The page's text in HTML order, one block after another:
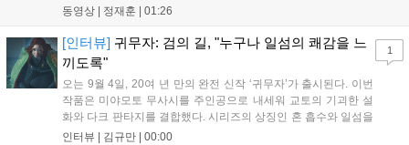
Xbox Series X|S에서 4K 60FPS를 지원한다. 또한 편의성 개선과 함께
리를 제공한다....
동영상 | 정재훈 01:26
[인터뷰] 귀무자: 검의 길, "누구나 일섬의 쾌감을 느
끼도록"
오는 9월 4일, 20여 년 만의 완전 신작 ‘귀무자’가 출시된다. 이번
작품은 미야모토 무사시를 주인공으로 내세워 교토의 기괴한 설
화와 다크 판타지를 결합했다. 시리즈의 상징인 혼 흡수와 일섬을
계승하면서도, 현대적인 검극 액션과 '무너뜨리기 일섬'을 더해 전
인터뷰 | 김규만 00:00
1